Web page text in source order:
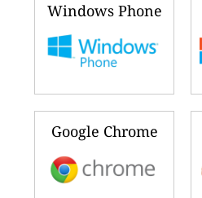
Windows Phone
Google Chrome